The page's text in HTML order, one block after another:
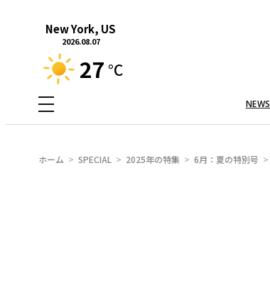
New York, US
2026.08.07
27 °C
NEWS
ホーム SPECIAL 2025年の特集 6月：夏の特別号